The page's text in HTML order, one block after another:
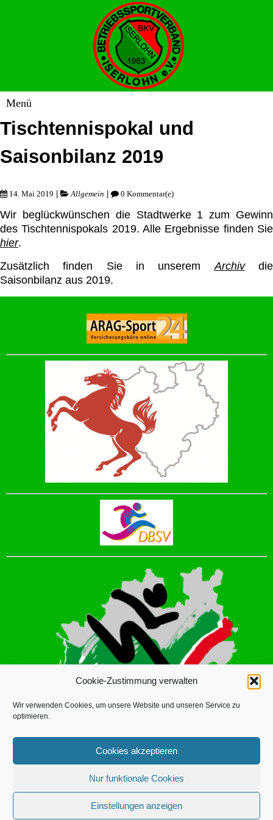
Cookie-Zustimmung verwalten
Wir verwenden Cookies, um unsere Website und unseren Service zu
optimieren.
Cookies akzeptieren
Nur funktionale Cookies
Einstellungen anzeigen
Tischtennispokal und
Saisonbilanz 2019
14. Mai 2019 Allgemein 0 Kommentar(e)
Wir beglückwünschen die Stadtwerke 1 zum Gewinn
des Tischtennispokals 2019. Alle Ergebnisse finden Sie
hier.
Zusätzlich finden Sie in unseremArchivdie
Saisonbilanz aus 2019.
© 2026 | BETRIEBSSPORTVERBAND ISERLOHN
DATENSCHUTZERKLÄRUNG